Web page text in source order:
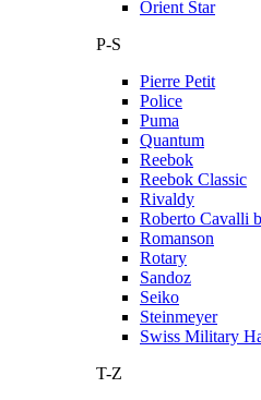
Orient Star
P-S
Pierre Petit
Police
Puma
Quantum
Reebok
Reebok Classic
Rivaldy
Roberto Cavalli
Romanson
Rotary
Sandoz
Seiko
Steinmeyer
Swiss Military
T-Z